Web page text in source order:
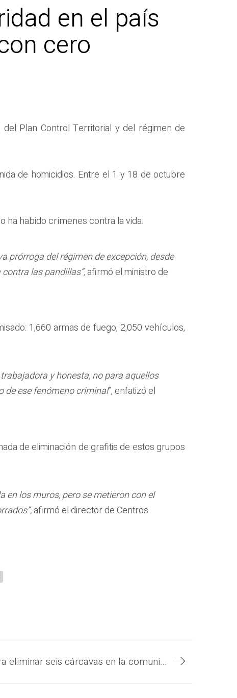
en el país
cero
Plan Control Territorial y del régimen de
de homicidios. Entre el 1 y 18 de octubre
ha habido crímenes contra la vida.
prórroga del régimen de excepción, desde
las pandillas”,afirmó el ministro de
1,660 armas de fuego, 2,050 vehículos,
y honesta, no para aquellos
de ese fenómeno criminal”, enfatizó el
de eliminación de grafitis de estos grupos
los muros, pero se metieron con el
afirmó el director de Centros
Los trabajos para eliminar seis cárcavas en la comunidad Belén, de Ilopango, están por finalizar